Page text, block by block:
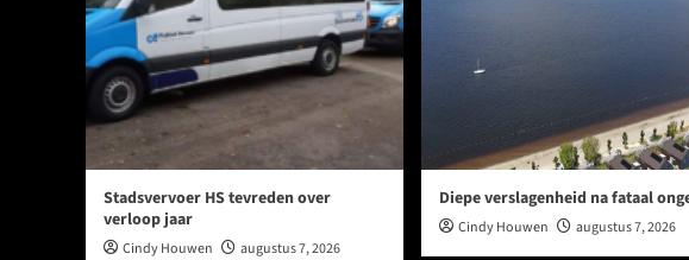
Stadsvervoer HS tevreden over
verloop jaar
Cindy Houwen augustus 7, 2026
Diepe verslagenheid na fataal
Cindy Houwen augustus 7, 2026